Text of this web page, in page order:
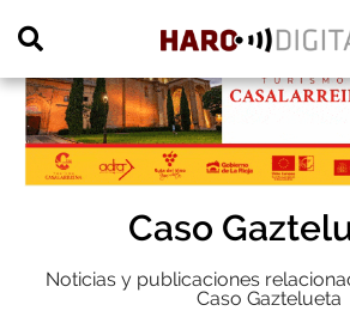
Caso
Noticias y publicaciones
Caso Gaztelueta